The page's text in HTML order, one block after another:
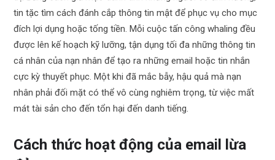
tin tặc tìm cách đánh cắp thông tin mật để phục vụ cho mục
đích lợi dụng hoặc tống tiền. Mỗi cuộc tấn công whaling đều
được lên kế hoạch kỹ lưỡng, tận dụng tối đa những thông tin
cá nhân của nạn nhân để tạo ra những email hoặc tin nhắn
cực kỳ thuyết phục. Một khi đã mắc bẫy, hậu quả mà nạn
nhân phải đối mặt có thể vô cùng nghiêm trọng, từ việc mất
mát tài sản cho đến tổn hại đến danh tiếng.
Cách thức hoạt động của email lừa